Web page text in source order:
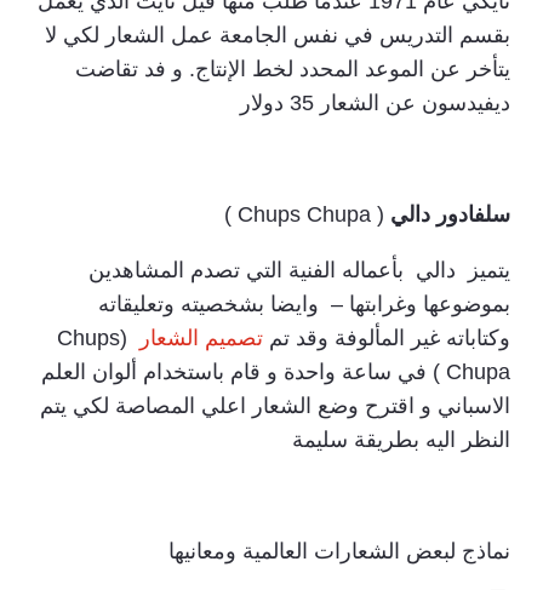
بقسم التدريس في نفس الجامعة عمل الشعار لكي لا
يتأخر عن الموعد المحدد لخط الإنتاج. و فد تقاضت
ديفيدسون عن الشعار 35 دولار
سلفادور دالي ( Chups Chupa )
يتميز دالي بأعماله الفنية التي تصدم المشاهدين
بموضوعها وغرابتها – وايضا بشخصيته وتعليقاته
وكتاباته غير المألوفة وقد تم تصميم الشعار
(Chups
Chupa ) في ساعة واحدة و قام باستخدام ألوان العلم
الاسباني و اقترح وضع الشعار اعلي المصاصة لكي يتم
النظر اليه بطريقة سليمة
نماذج لبعض الشعارات العالمية ومعانيها